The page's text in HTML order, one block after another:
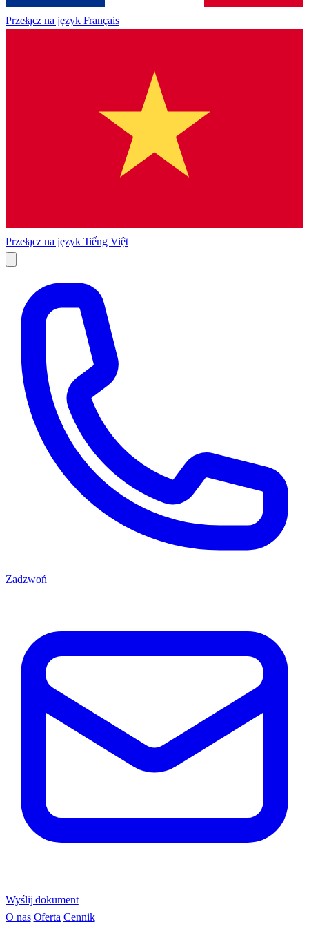
Przełącz na język Français
Przełącz na język Tiếng Việt
Zadzwoń
Wyślij dokument
O nas Oferta Cennik